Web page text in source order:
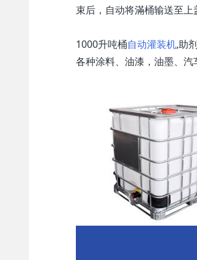
束后，自动将滿桶输送至上
1000升吨桶自动灌装机,助
各种涂料、油漆，油墨、